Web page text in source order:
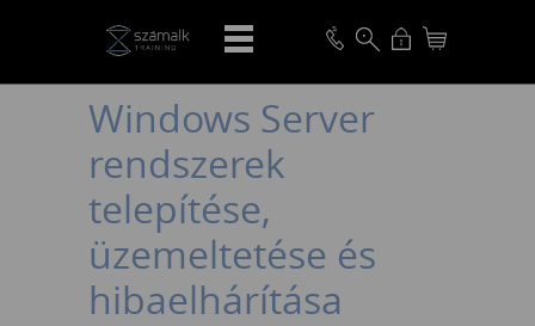
VISSZA
Windows Server
rendszerek
telepítése,
üzemeltetése és
hibaelhárítása